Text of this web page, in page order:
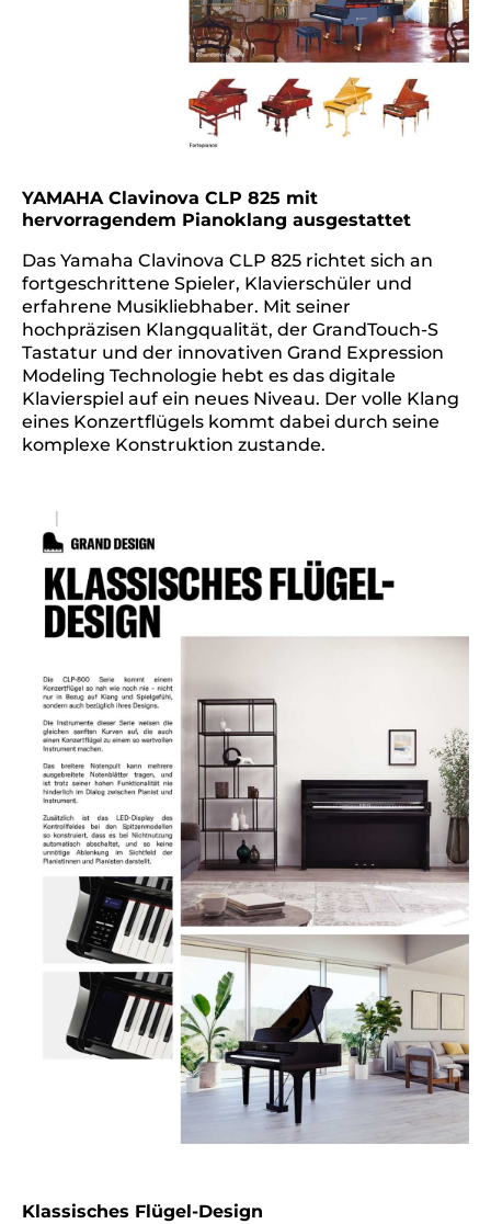
YAMAHA Clavinova CLP 825 mit
hervorragendem Pianoklang ausgestattet
Das Yamaha Clavinova CLP 825 richtet sich an
fortgeschrittene Spieler, Klavierschüler und
erfahrene Musikliebhaber. Mit seiner
hochpräzisen Klangqualität, der GrandTouch-S
Tastatur und der innovativen Grand Expression
Modeling Technologie hebt es das digitale
Klavierspiel auf ein neues Niveau. Der volle Klang
eines Konzertflügels kommt dabei durch seine
komplexe Konstruktion zustande.
Klassisches Flügel-Design